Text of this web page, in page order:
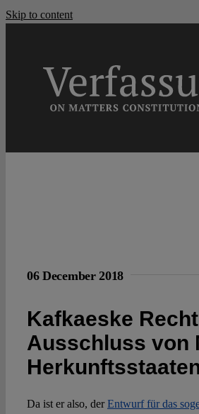
Skip to content
06 December 2018
Kafkaeske
Ausschluss von
Da ist er also, derEntwurf für das